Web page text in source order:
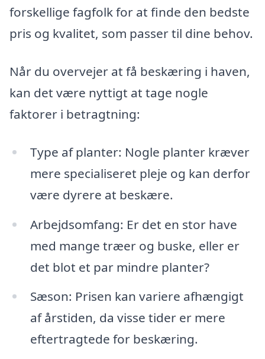
forskellige fagfolk for at finde den bedste
pris og kvalitet, som passer til dine behov.
Når du overvejer at få beskæring i haven,
kan det være nyttigt at tage nogle
faktorer i betragtning:
Type af planter: Nogle planter kræver
mere specialiseret pleje og kan derfor
være dyrere at beskære.
Arbejdsomfang: Er det en stor have
med mange træer og buske, eller er
det blot et par mindre planter?
Sæson: Prisen kan variere afhængigt
af årstiden, da visse tider er mere
eftertragtede for beskæring.